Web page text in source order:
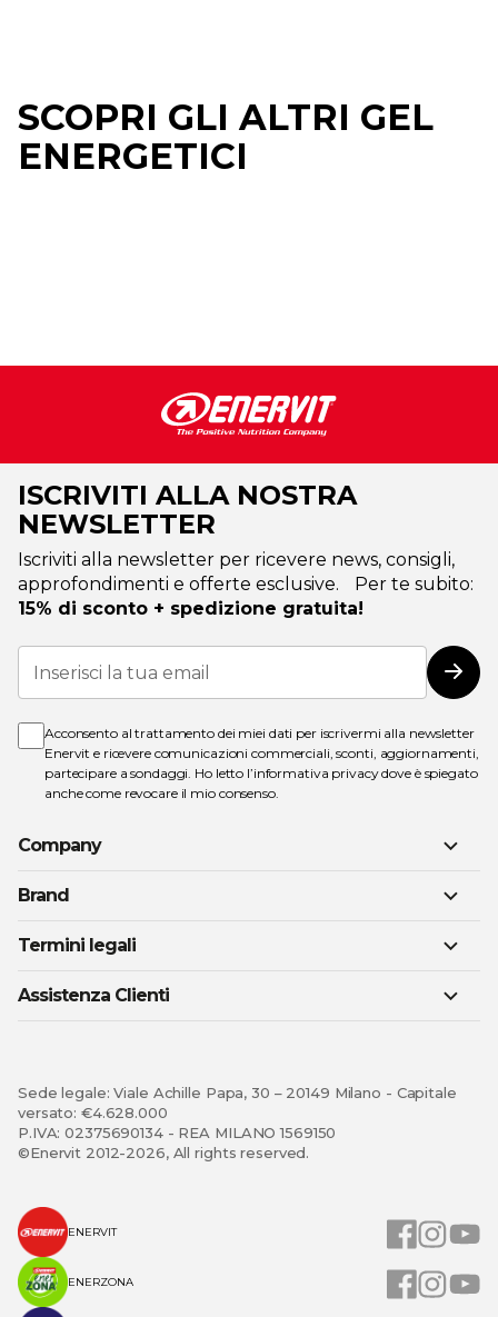
SCOPRI GLI ALTRI GEL
ENERGETICI
ISCRIVITI ALLA NOSTRA
NEWSLETTER
Iscriviti alla newsletter per ricevere news, consigli,
approfondimenti e offerte esclusive. Per te subito:
15% di sconto + spedizione gratuita!
Iscriviti
alla
nostra
Acconsento al trattamento dei miei dati per iscrivermi alla newsletter
Enervit e ricevere comunicazioni commerciali, sconti, aggiornamenti,
partecipare a sondaggi. Ho letto l’informativa privacydove è spiegato
anche come revocare il mio consenso.
Company
Brand
Termini legali
Assistenza Clienti
Sede legale: Viale Achille Papa, 30 – 20149 Milano - Capitale
versato: €4.628.000
P.IVA: 02375690134 - REA MILANO 1569150
©Enervit 2012-2026, All rights reserved.
ENERVIT
ENERZONA